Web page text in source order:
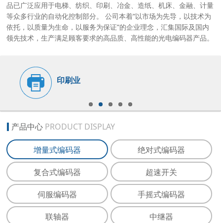
品已广泛应用于电梯、纺织、印刷、冶金、造纸、机床、金融、计量
等众多行业的自动化控制部分。 公司本着“以市场为先导，以技术为
依托，以质量为生命，以服务为保证”的企业理念，汇集国际及国内
领先技术，生产满足顾客要求的高品质、高性能的光电编码器产品。
印刷业
产品中心 PRODUCT DISPLAY
增量式编码器 绝对式编码器
复合式编码器 超速开关
伺服编码器 手摇式编码器
联轴器 中继器